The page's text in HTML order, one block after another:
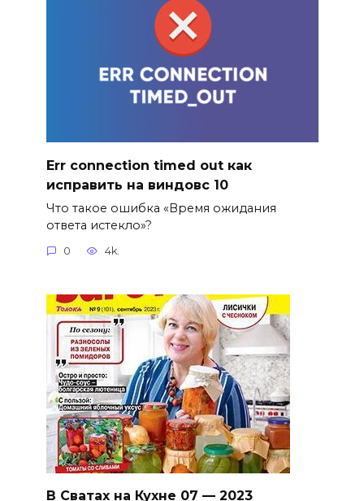
Err connection timed out как
исправить на виндовс 10
Что такое ошибка «Время ожидания
ответа истекло»?
0 4k.
В Сватах на Кухне 07 — 2023